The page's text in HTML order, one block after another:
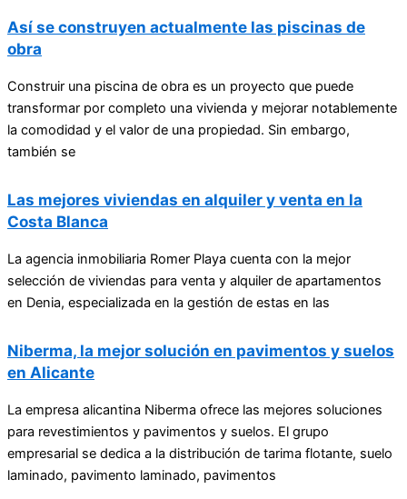
Así se construyen actualmente las piscinas de
obra
Construir una piscina de obra es un proyecto que puede
transformar por completo una vivienda y mejorar notablemente
la comodidad y el valor de una propiedad. Sin embargo,
también se
Las mejores viviendas en alquiler y venta en la
Costa Blanca
La agencia inmobiliaria Romer Playa cuenta con la mejor
selección de viviendas para venta y alquiler de apartamentos
en Denia, especializada en la gestión de estas en las
Niberma, la mejor solución en pavimentos y suelos
en Alicante
La empresa alicantina Niberma ofrece las mejores soluciones
para revestimientos y pavimentos y suelos. El grupo
empresarial se dedica a la distribución de tarima flotante, suelo
laminado, pavimento laminado, pavimentos